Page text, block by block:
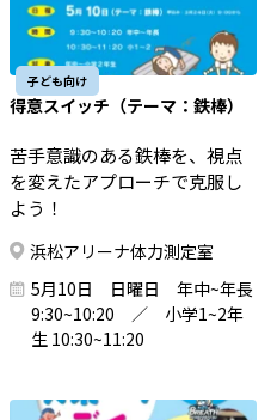
子ども向け
得意スイッチ（テーマ：鉄棒）
苦手意識のある鉄棒を、視点
を変えたアプローチで克服し
よう！
浜松アリーナ体力測定室
5月10日 日曜日 年中~年長
9:30~10:20 ／ 小学1~2年
生 10:30~11:20